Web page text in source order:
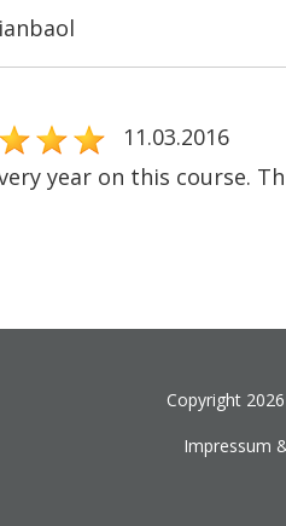
11.03.2016
year on this course.
Copyright
Impressum